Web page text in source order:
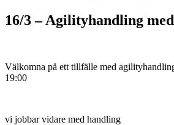
16/3 – Agilityhandling
Välkomna på ett tillfälle med
19:00
vi jobbar vidare med handling